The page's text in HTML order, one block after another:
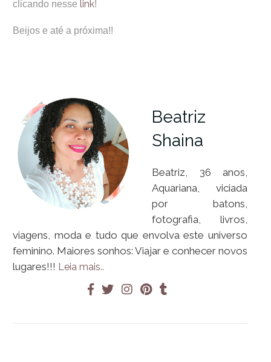
clicando nesse link!
Beijos e até a próxima!!
Beatriz
Shaina
Beatriz, 36 anos,
Aquariana, viciada
por batons,
fotografia, livros,
viagens, moda e tudo que envolva este universo
feminino. Maiores sonhos: Viajar e conhecer novos
lugares!!! Leia mais..